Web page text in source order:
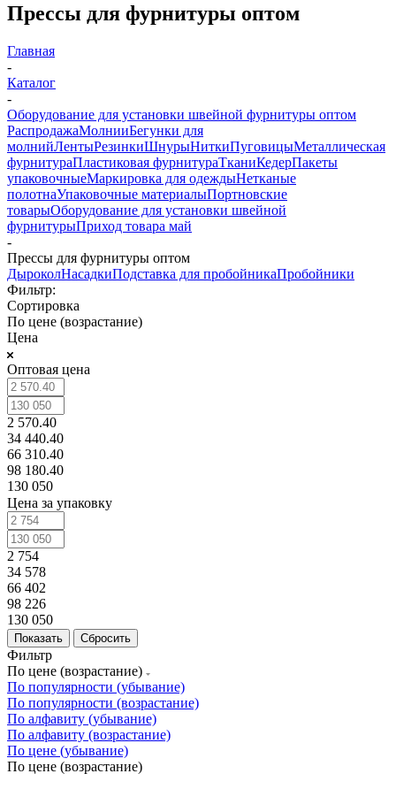
Прессы для фурнитуры оптом
Главная
-
Каталог
-
Оборудование для установки швейной фурнитуры оптом
РаспродажаМолнииБегунки для
молнийЛентыРезинкиШнурыНиткиПуговицыМеталлическая
фурнитураПластиковая фурнитураТканиКедерПакеты
упаковочныеМаркировка для одеждыНетканые
полотнаУпаковочные материалыПортновские
товарыОборудование для установки швейной
фурнитурыПриход товара май
-
Прессы для фурнитуры оптом
ДыроколНасадкиПодставка для пробойникаПробойники
Фильтр:
Сортировка
По цене (возрастание)
Цена
Оптовая цена
2 570.40
34 440.40
66 310.40
98 180.40
130 050
Цена за упаковку
2 754
34 578
66 402
98 226
130 050
Сбросить
Фильтр
По цене (возрастание)
По популярности (убывание)
По популярности (возрастание)
По алфавиту (убывание)
По алфавиту (возрастание)
По цене (убывание)
По цене (возрастание)